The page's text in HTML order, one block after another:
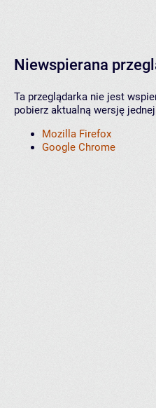
Niewspierana
Ta przeglądarka nie jest
pobierz aktualną wersję
Mozilla Firefox
Google Chrome